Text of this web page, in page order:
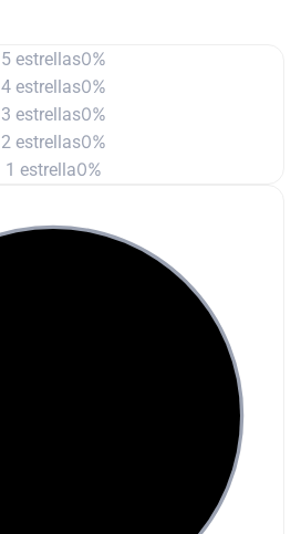
5 estrellas0%
4 estrellas0%
3 estrellas0%
2 estrellas0%
1 estrella0%